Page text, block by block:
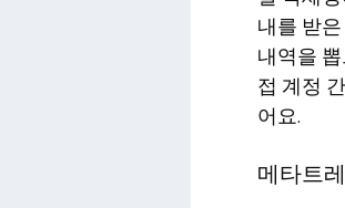
내를 받
내역을
접 계정
어요.
메타트